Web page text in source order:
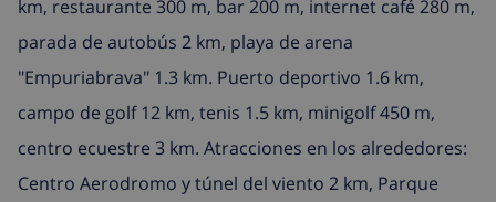
km, restaurante 300 m, bar 200 m, internet café 280 m,
parada de autobús 2 km, playa de arena
"Empuriabrava" 1.3 km. Puerto deportivo 1.6 km,
campo de golf 12 km, tenis 1.5 km, minigolf 450 m,
centro ecuestre 3 km. Atracciones en los alrededores:
Centro Aerodromo y túnel del viento 2 km, Parque